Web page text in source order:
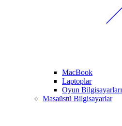
MacBook
Laptoplar
Oyun Bilgisayarları
Masaüstü Bilgisayarlar